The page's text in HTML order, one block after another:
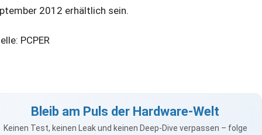
2012 erhältlich sein.
PCPER
Bleib am Puls der Hardware-Welt
Keinen Test, keinen Leak und keinen Deep-Dive verpassen – folge